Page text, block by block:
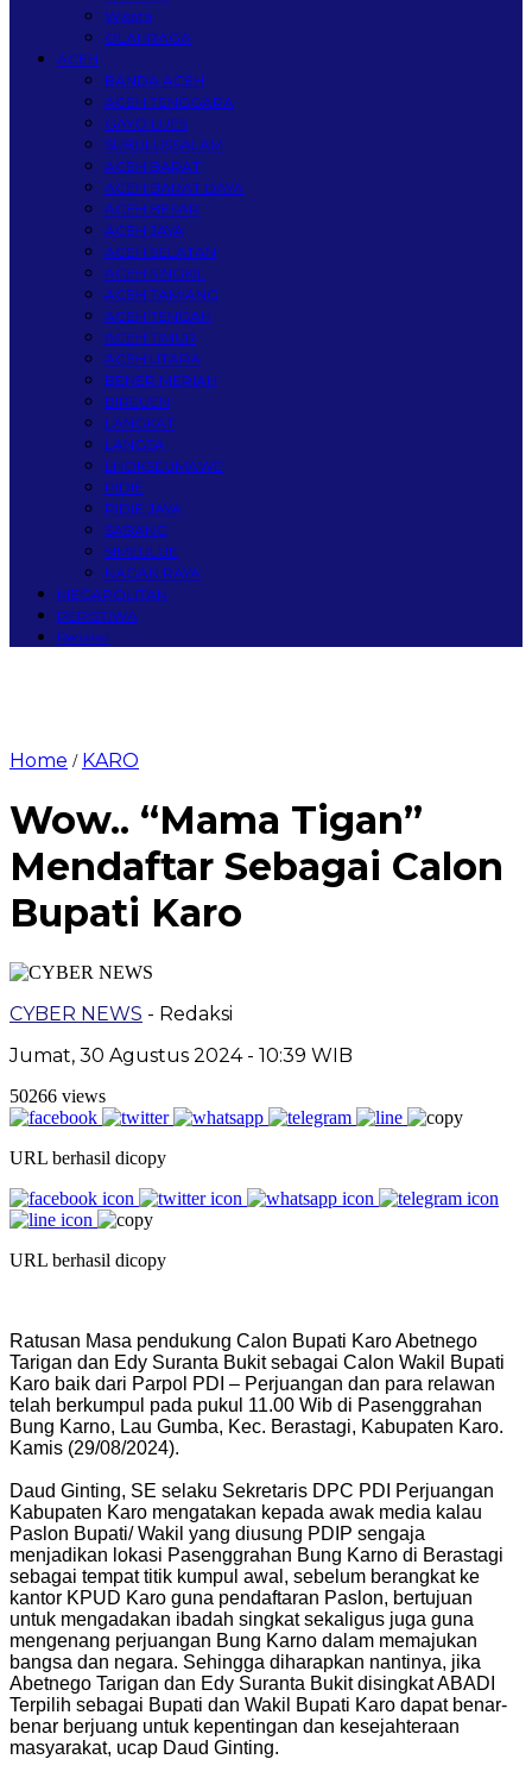
Wisata
OLAHRAGA
ACEH
BANDA ACEH
ACEH TENGGARA
GAYO LUES
SUBULUSSALAM
ACEH BARAT
ACEH BARAT DAYA
ACEH BESAR
ACEH JAYA
ACEH SELATAN
ACEH SINGKIL
ACEH TAMIANG
ACEH TENGAH
ACEH TIMUR
ACEH UTARA
BENER MERIAH
BIREUEN
LANGKAT
LANGSA
LHOKSEUMAWE
PIDIE
PIDIE JAYA
SABANG
SIMEULUE
NAGAN RAYA
MEGAPOLITAN
PERISTIWA
Redaksi
Home / KARO
Wow.. “Mama Tigan”
Mendaftar Sebagai Calon
Bupati Karo
CYBER NEWS - Redaksi
Jumat, 30 Agustus 2024 - 10:39 WIB
50266 views
URL berhasil dicopy
URL berhasil dicopy
Ratusan Masa pendukung Calon Bupati Karo Abetnego
Tarigan dan Edy Suranta Bukit sebagai Calon Wakil Bupati
Karo baik dari Parpol PDI – Perjuangan dan para relawan
telah berkumpul pada pukul 11.00 Wib di Pasenggrahan
Bung Karno, Lau Gumba, Kec. Berastagi, Kabupaten Karo.
Kamis (29/08/2024).
Daud Ginting, SE selaku Sekretaris DPC PDI Perjuangan
Kabupaten Karo mengatakan kepada awak media kalau
Paslon Bupati/ Wakil yang diusung PDIP sengaja
menjadikan lokasi Pasenggrahan Bung Karno di Berastagi
sebagai tempat titik kumpul awal, sebelum berangkat ke
kantor KPUD Karo guna pendaftaran Paslon, bertujuan
untuk mengadakan ibadah singkat sekaligus juga guna
mengenang perjuangan Bung Karno dalam memajukan
bangsa dan negara. Sehingga diharapkan nantinya, jika
Abetnego Tarigan dan Edy Suranta Bukit disingkat ABADI
Terpilih sebagai Bupati dan Wakil Bupati Karo dapat benar-
benar berjuang untuk kepentingan dan kesejahteraan
masyarakat, ucap Daud Ginting.